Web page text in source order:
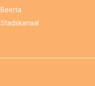
Beerta
Stadskanaal